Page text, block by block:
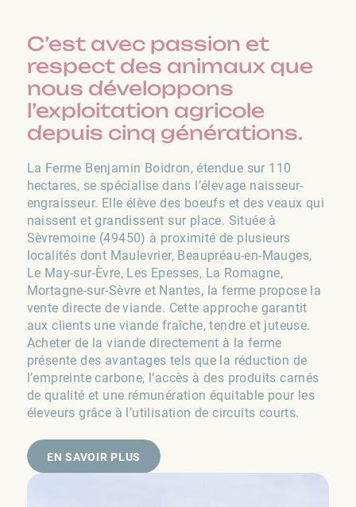
C’est avec passion et
respect des animaux que
nous développons
l’exploitation agricole
depuis cinq générations.
La Ferme Benjamin Boidron, étendue sur 110
hectares, se spécialise dans l’élevage naisseur-
engraisseur. Elle élève des boeufs et des veaux qui
naissent et grandissent sur place. Située à
Sèvremoine (49450) à proximité de plusieurs
localités dont Maulevrier, Beaupréau-en-Mauges,
Le May-sur-Èvre, Les Epesses, La Romagne,
Mortagne-sur-Sèvre et Nantes, la ferme propose la
vente directe de viande. Cette approche garantit
aux clients une viande fraîche, tendre et juteuse.
Acheter de la viande directement à la ferme
présente des avantages tels que la réduction de
l’empreinte carbone, l’accès à des produits carnés
de qualité et une rémunération équitable pour les
éleveurs grâce à l’utilisation de circuits courts.
EN SAVOIR PLUS